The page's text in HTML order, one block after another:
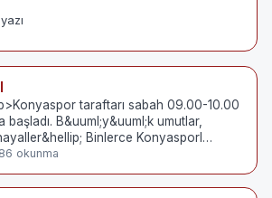
yazı
taraftarı sabah 09.00-10.00
başladı. B&uuml;y&uuml;k umutlar,
Binlerce Konyasporl…
okunma